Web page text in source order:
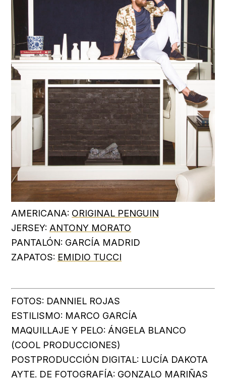
AMERICANA: ORIGINAL PENGUIN
JERSEY: ANTONY MORATO
PANTALÓN: GARCÍA MADRID
ZAPATOS: EMIDIO TUCCI
FOTOS: DANNIEL ROJAS
ESTILISMO: MARCO GARCÍA
MAQUILLAJE Y PELO: ÁNGELA BLANCO
(COOL PRODUCCIONES)
POSTPRODUCCIÓN DIGITAL: LUCÍA DAKOTA
AYTE. DE FOTOGRAFÍA: GONZALO MARIÑAS